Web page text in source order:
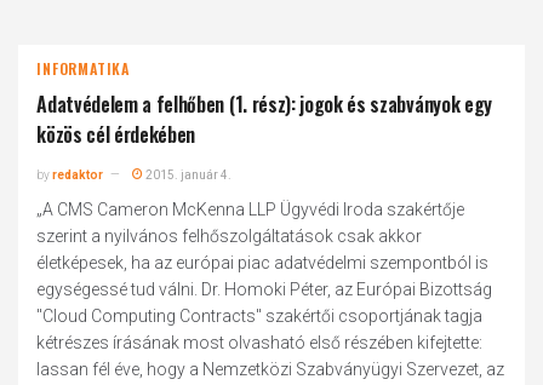
INFORMATIKA
Adatvédelem a felhőben (1. rész): jogok és szabványok egy
közös cél érdekében
byredaktor 2015. január 4.
„A CMS Cameron McKenna LLP Ügyvédi Iroda szakértője
szerint a nyilvános felhőszolgáltatások csak akkor
életképesek, ha az európai piac adatvédelmi szempontból is
egységessé tud válni. Dr. Homoki Péter, az Európai Bizottság
"Cloud Computing Contracts" szakértői csoportjának tagja
kétrészes írásának most olvasható első részében kifejtette:
lassan fél éve, hogy a Nemzetközi Szabványügyi Szervezet, az